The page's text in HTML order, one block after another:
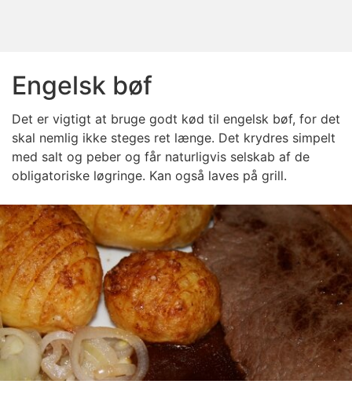
Engelsk bøf
Det er vigtigt at bruge godt kød til engelsk bøf, for det
skal nemlig ikke steges ret længe. Det krydres simpelt
med salt og peber og får naturligvis selskab af de
obligatoriske løgringe. Kan også laves på grill.